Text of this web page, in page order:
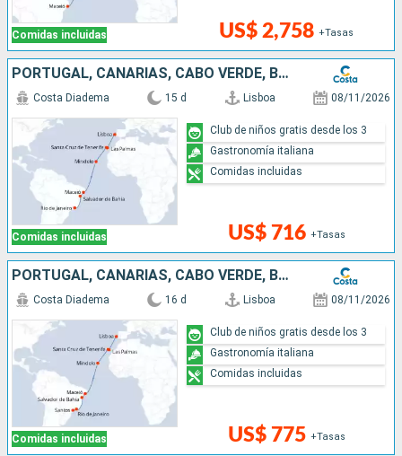
Comidas incluidas US$ 2,758 +Tasas
PORTUGAL, CANARIAS, CABO VERDE, BRASIL
Comidas incluidas
Costa Diadema 15 d Lisboa 08/11/2026
US$ 716 +Tasas
Club de niños gratis desde los 3
Gastronomía italiana
Comidas incluidas
PORTUGAL, CANARIAS, CABO VERDE, BRASIL
Comidas incluidas
Costa Diadema 16 d Lisboa 08/11/2026
US$ 775 +Tasas
Club de niños gratis desde los 3
Gastronomía italiana
Comidas incluidas